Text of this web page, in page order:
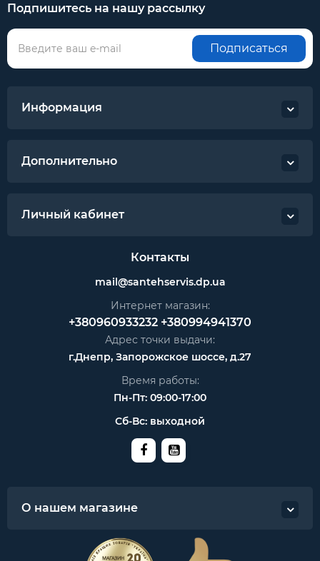
Подпишитесь на нашу рассылку
Подписаться
Информация
Дополнительно
Личный кабинет
Контакты
mail@santehservis.dp.ua
Интернет магазин:
+380960933232 +380994941370
Адрес точки выдачи:
г.Днепр, Запорожское шоссе, д.27
Время работы:
Пн-Пт: 09:00-17:00
Сб-Вс: выходной
О нашем магазине